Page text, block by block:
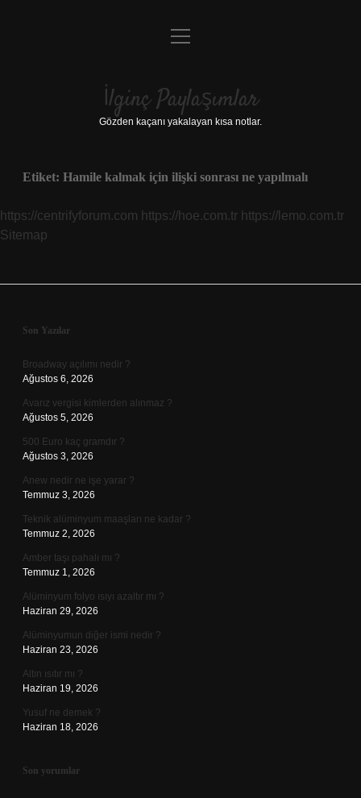
Anasayfa
Yasal Uyarı
menüyü
İlginç Paylaşımlar
Gözden kaçanı yakalayan kısa notlar.
Etiket: Hamile kalmak için ilişki sonrası ne yapılmalı
https://centrifyforum.com https://hoe.com.tr https://lemo.com.tr
Sitemap
Sidebar
Son Yazılar
Broadway açılımı nedir ?
Ağustos 6, 2026
Avarız vergisi kimlerden alınmaz ?
Ağustos 5, 2026
500 Euro kaç gramdır ?
Ağustos 3, 2026
Anew nedir ne işe yarar ?
Temmuz 3, 2026
Teknik alüminyum maaşları ne kadar ?
Temmuz 2, 2026
Amber taşı pahalı mı ?
Temmuz 1, 2026
Alüminyum folyo ısıyı azaltır mı ?
Haziran 29, 2026
Alüminyumun diğer ismi nedir ?
Haziran 23, 2026
Altın ısıtır mı ?
Haziran 19, 2026
Yusuf ne demek ?
Haziran 18, 2026
Son yorumlar